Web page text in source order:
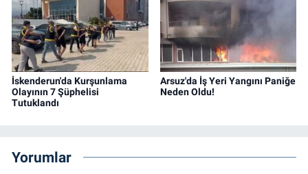
İskenderun'da Kurşunlama
Olayının 7 Şüphelisi
Tutuklandı
Arsuz'da İş Yeri Yangını Paniğe
Neden Oldu!
Yorumlar